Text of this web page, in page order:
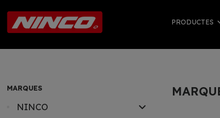
PRODUCTES
MARQUES
NINCO